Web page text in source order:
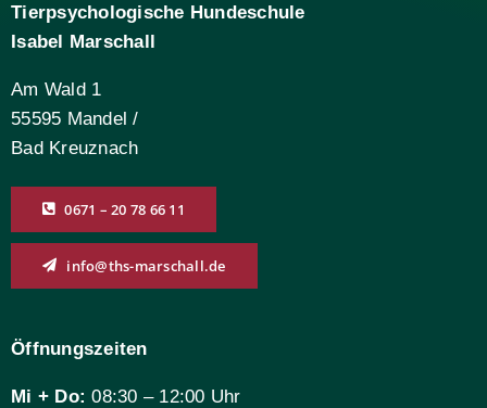
Tierpsychologische Hundeschule
Isabel Marschall
Am Wald 1
55595 Mandel /
Bad Kreuznach
0671 – 20 78 66 11
info@ths-marschall.de
Öffnungszeiten
Mi + Do: 08:30 – 12:00 Uhr